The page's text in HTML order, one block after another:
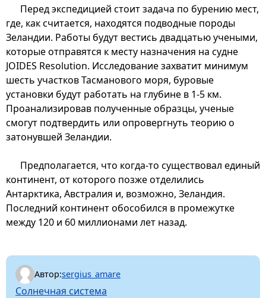
Перед экспедицией стоит задача по бурению мест,
где, как считается, находятся подводные породы
Зеландии. Работы будут вестись двадцатью учеными,
которые отправятся к месту назначения на судне
JOIDES Resolution. Исследование захватит минимум
шесть участков Тасманового моря, буровые
установки будут работать на глубине в 1-5 км.
Проанализировав полученные образцы, ученые
смогут подтвердить или опровергнуть теорию о
затонувшей Зеландии.
Предполагается, что когда-то существовал единый
континент, от которого позже отделились
Антарктика, Австралия и, возможно, Зеландия.
Последний континент обособился в промежутке
между 120 и 60 миллионами лет назад.
Автор:sergius_amare
Солнечная система